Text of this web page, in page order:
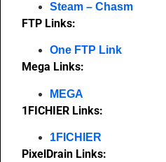
Steam – Chasm
FTP Links:
One FTP Link
Mega Links:
MEGA
1FICHIER Links:
1FICHIER
PixelDrain Links: